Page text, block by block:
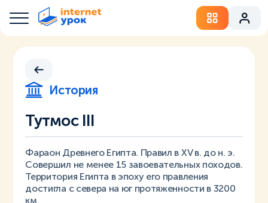
История
Тутмос III
Фараон Древнего Египта. Правил в XV в. до н. э.
Совершил не менее 15 завоевательных походов.
Территория Египта в эпоху его правления
достигла с севера на юг протяженности в 3200
км.